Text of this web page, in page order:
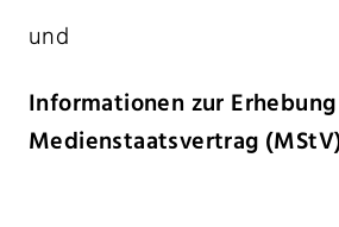
und
Informationen zur
Medienstaatsvertrag